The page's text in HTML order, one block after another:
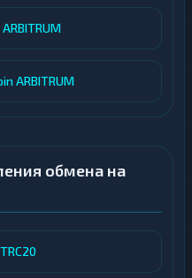
ARBITRUM
обмена на